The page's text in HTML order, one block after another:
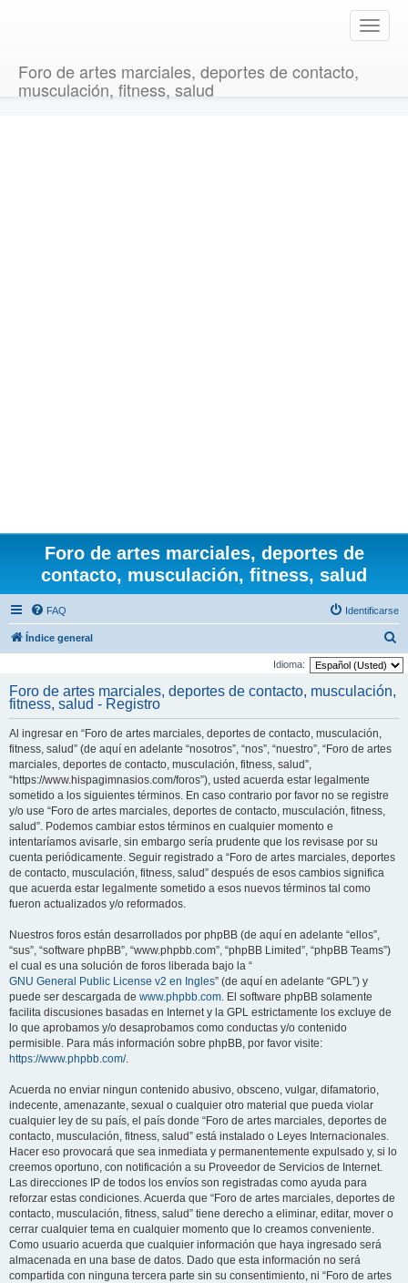
T
o
Foro de artes marciales, deportes de contacto,
musculación, fitness, salud
Foro de artes marciales, deportes de
contacto, musculación, fitness, salud
FAQ Identificarse
Índice general
u
Idioma:
Foro de artes marciales, deportes de contacto, musculación,
fitness, salud - Registro
Al ingresar en “Foro de artes marciales, deportes de contacto, musculación,
fitness, salud” (de aquí en adelante “nosotros”, “nos”, “nuestro”, “Foro de artes
marciales, deportes de contacto, musculación, fitness, salud”,
“https://www.hispagimnasios.com/foros”), usted acuerda estar legalmente
sometido a los siguientes términos. En caso contrario por favor no se registre
y/o use “Foro de artes marciales, deportes de contacto, musculación, fitness,
salud”. Podemos cambiar estos términos en cualquier momento e
intentaríamos avisarle, sin embargo sería prudente que los revisase por su
cuenta periódicamente. Seguir registrado a “Foro de artes marciales, deportes
de contacto, musculación, fitness, salud” después de esos cambios significa
que acuerda estar legalmente sometido a esos nuevos términos tal como
fueron actualizados y/o reformados.
Nuestros foros están desarrollados por phpBB (de aquí en adelante “ellos”,
“sus”, “software phpBB”, “www.phpbb.com”, “phpBB Limited”, “phpBB Teams”)
el cual es una solución de foros liberada bajo la “
GNU General Public License v2 en Ingles” (de aquí en adelante “GPL”) y
puede ser descargada de www.phpbb.com. El software phpBB solamente
facilita discusiones basadas en Internet y la GPL estrictamente los excluye de
lo que aprobamos y/o desaprobamos como conductas y/o contenido
permisible. Para más información sobre phpBB, por favor visite:
https://www.phpbb.com/.
Acuerda no enviar ningun contenido abusivo, obsceno, vulgar, difamatorio,
indecente, amenazante, sexual o cualquier otro material que pueda violar
cualquier ley de su país, el país donde “Foro de artes marciales, deportes de
contacto, musculación, fitness, salud” está instalado o Leyes Internacionales.
Hacer eso provocará que sea inmediata y permanentemente expulsado y, si lo
creemos oportuno, con notificación a su Proveedor de Servicios de Internet.
Las direcciones IP de todos los envíos son registradas como ayuda para
reforzar estas condiciones. Acuerda que “Foro de artes marciales, deportes de
contacto, musculación, fitness, salud” tiene derecho a eliminar, editar, mover o
cerrar cualquier tema en cualquier momento que lo creamos conveniente.
Como usuario acuerda que cualquier información que haya ingresado será
almacenada en una base de datos. Dado que esta información no será
compartida con ninguna tercera parte sin su consentimiento, ni “Foro de artes